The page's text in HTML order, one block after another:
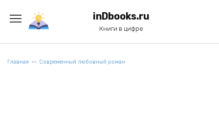
содержанию
inDbooks.ru
Книги в цифре
Главная Современный любовный роман